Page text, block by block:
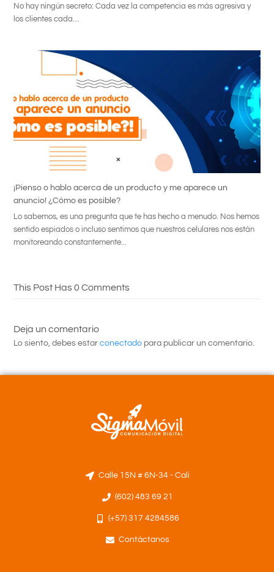
No hay ningún secreto: Cada vez la competencia es más agresiva y
los clientes cada…
¡Pienso o hablo acerca de un producto y me aparece un
anuncio! ¿Cómo es posible?
Lo sabemos, es una pregunta que te has hecho a menudo. Nos hemos
sentido espiados o incluso sentimos que nuestros celulares nos están
monitoreando constantemente...
This Post Has 0 Comments
Deja un comentario
Lo siento, debes estarconectado para publicar un comentario.
Calle 15N # 6N-34 - Cali
(602) 483 69 21
(+57) 317 4284586
Contáctanos